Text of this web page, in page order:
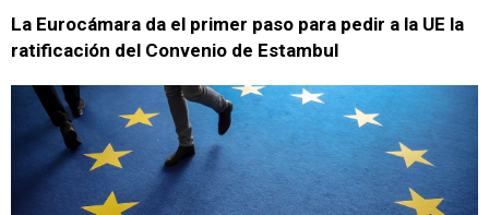
La Eurocámara da el primer paso para pedir a la UE la
ratificación del Convenio de Estambul